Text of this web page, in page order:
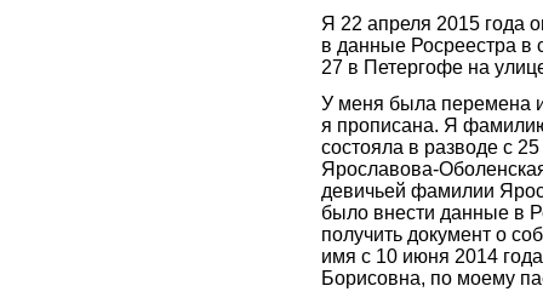
Я 22 апреля 2015 года
в данные Росреестра в
27 в Петергофе на
У меня была перемена
я прописана. Я
состояла в разводе с
Ярославова-
девичьей фамилии
было внести данные в
получить документ о
имя с 10 июня 2014
Борисовна, по моему